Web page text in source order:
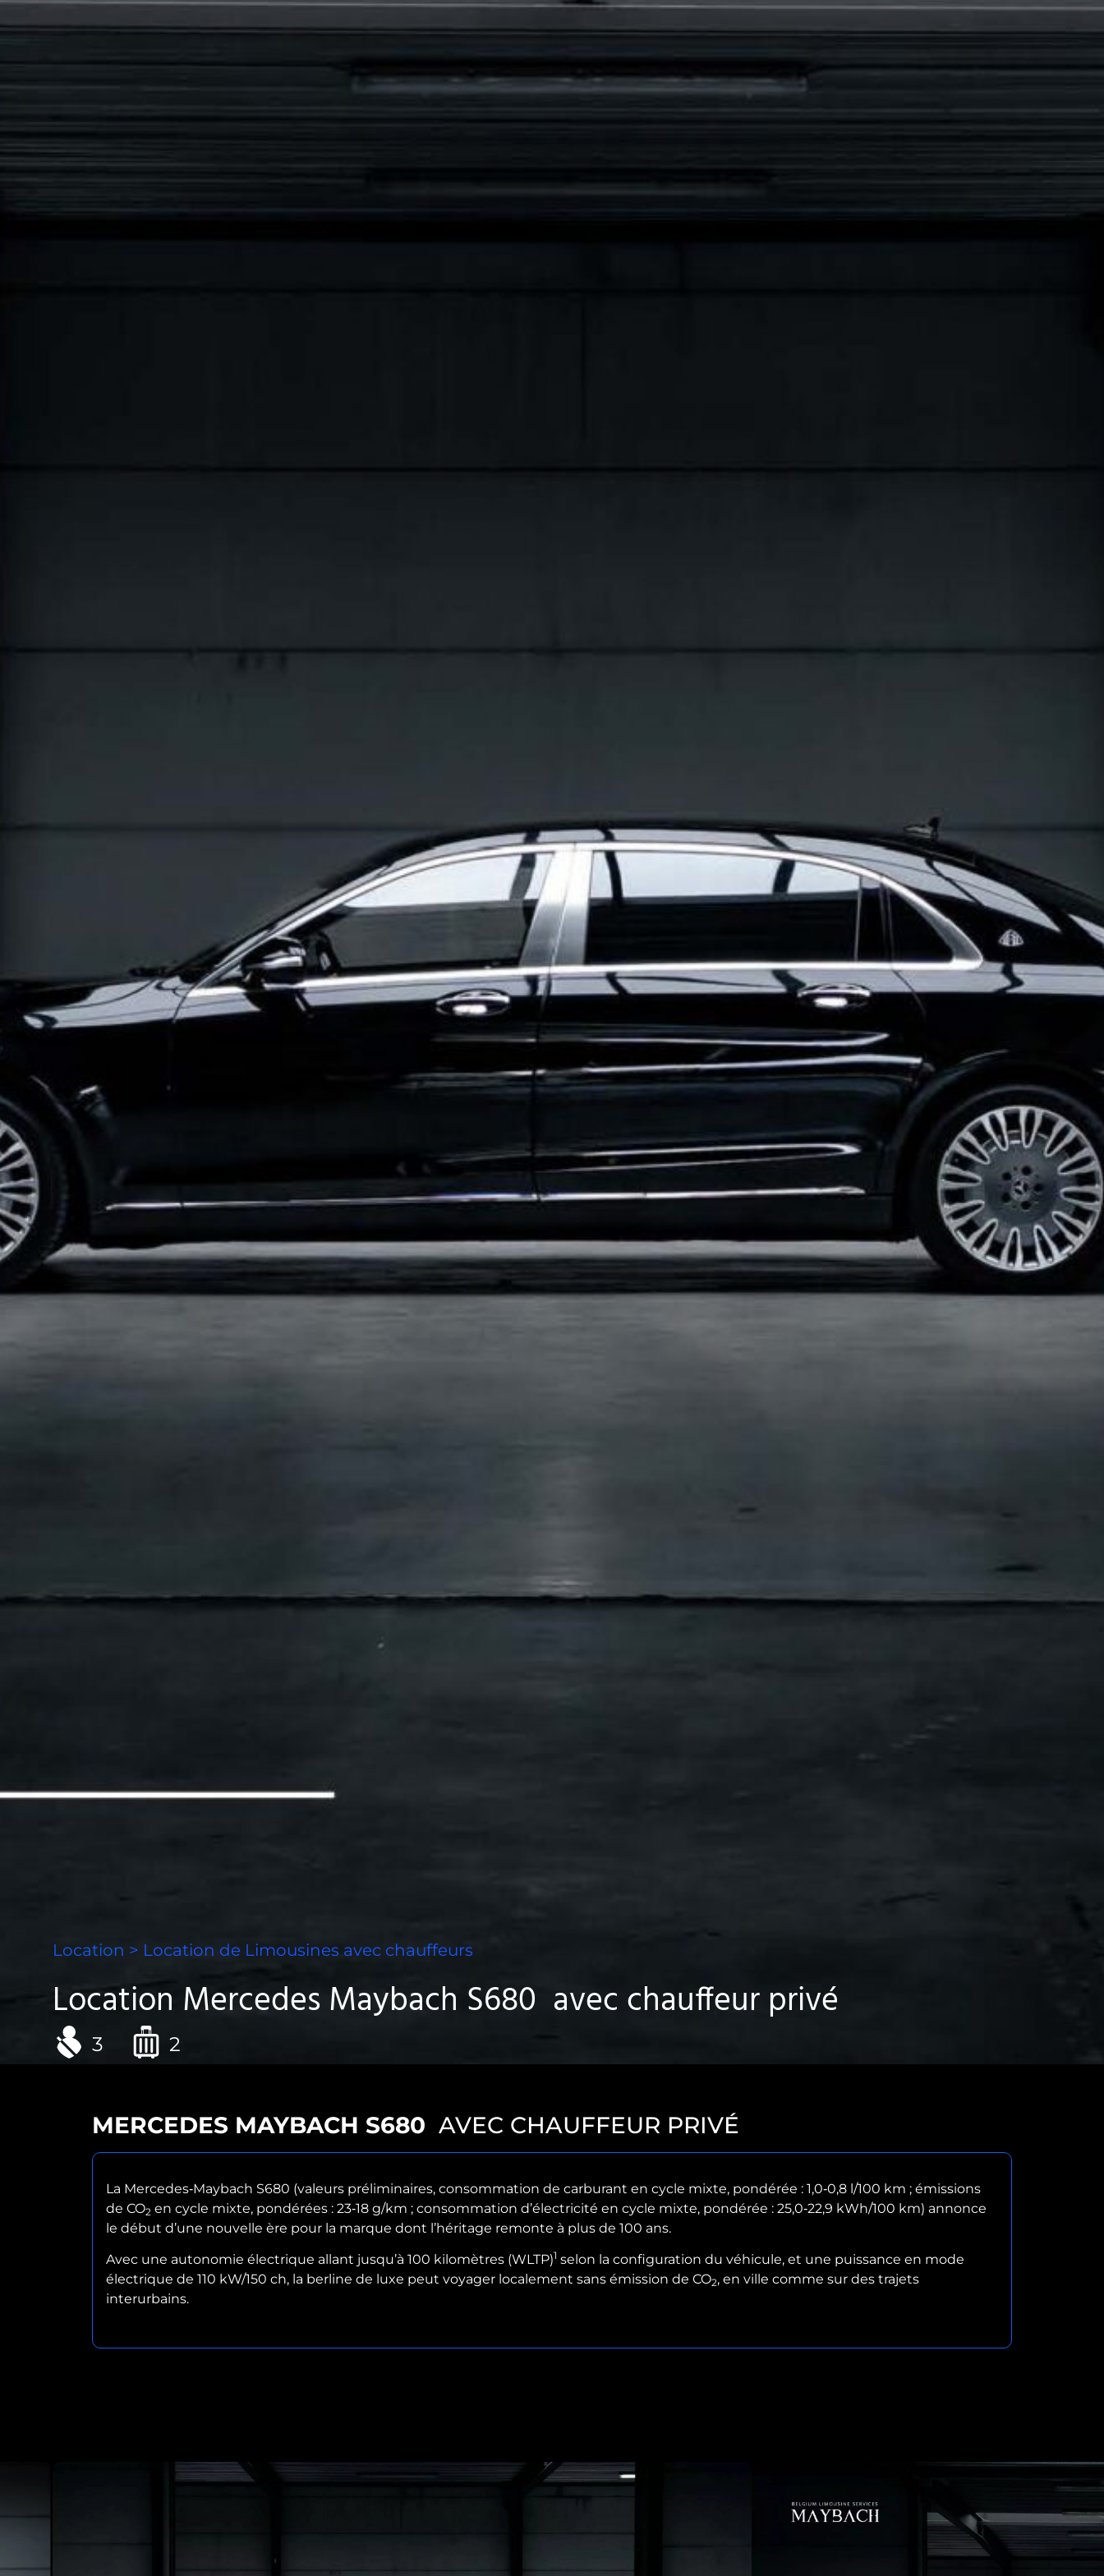
Location > Location de Limousines avec chauffeurs
Location Mercedes Maybach S680 avec chauffeur privé
3 2
MERCEDES MAYBACH S680 AVEC CHAUFFEUR PRIVÉ
La Mercedes‑Maybach S680 (valeurs préliminaires, consommation de carburant en cycle mixte, pondérée : 1,0‑0,8 l/100 km ; émissions
de CO2 en cycle mixte, pondérées : 23‑18 g/km ; consommation d’électricité en cycle mixte, pondérée : 25,0‑22,9 kWh/100 km) annonce
le début d’une nouvelle ère pour la marque dont l’héritage remonte à plus de 100 ans.
Avec une autonomie électrique allant jusqu’à 100 kilomètres (WLTP)1 selon la configuration du véhicule, et une puissance en mode
électrique de 110 kW/150 ch, la berline de luxe peut voyager localement sans émission de CO2, en ville comme sur des trajets
interurbains.